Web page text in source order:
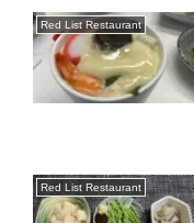
Red List Restaurant
Red List Restaurant